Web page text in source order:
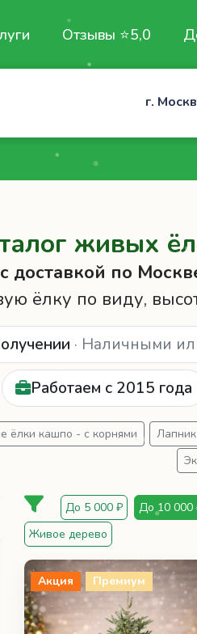
Отзывы ⭐5,0
г.
живых
доставкой по
ёлку по виду,
· Наличными
Работаем с 2015 года
ёлки кашпо - с корнями Лапник
До 5 000 ₽ До 10 000
Живое дерево
Акция Премиум